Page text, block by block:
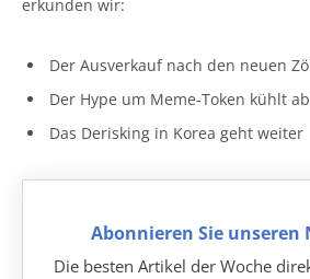
erkunden wir:
Der Ausverkauf nach den neuen
Der Hype um Meme-Token kühlt ab
Das Derisking in Korea geht weiter
Abonnieren Sie unseren
Die besten Artikel der Woche